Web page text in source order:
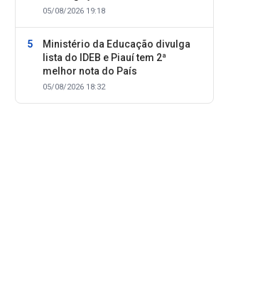
motocicletas
05/08/2026 19:18
Ministério da Educação divulga
lista do IDEB e Piauí tem 2ª
melhor nota do País
05/08/2026 18:32